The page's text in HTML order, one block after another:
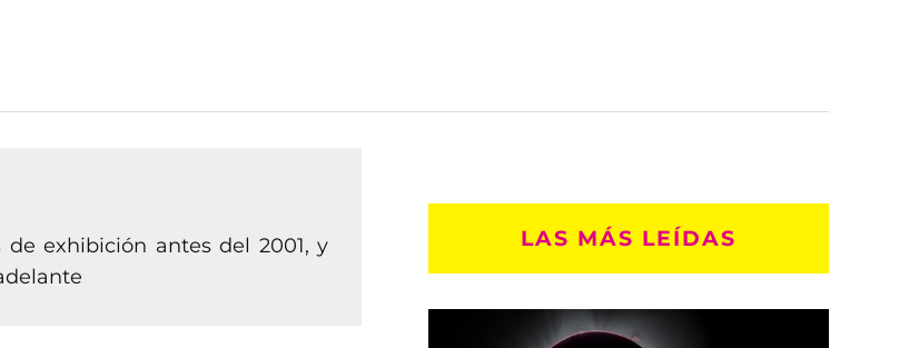
exhibición antes del 2001, y
LAS MÁS LEÍDAS